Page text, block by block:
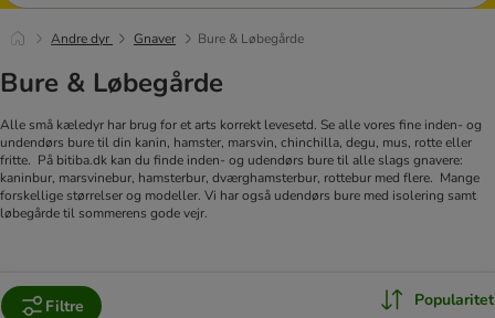
Andre dyr Gnaver Bure & Løbegårde
Bure & Løbegårde
Alle små kæledyr har brug for et arts korrekt levesetd. Se alle vores fine inden- og
undendørs bure til din kanin, hamster, marsvin, chinchilla, degu, mus, rotte eller
fritte. På bitiba.dk kan du finde inden- og udendørs bure til alle slags gnavere:
kaninbur, marsvinebur, hamsterbur, dværghamsterbur, rottebur med flere. Mange
forskellige størrelser og modeller. Vi har også udendørs bure med isolering samt
løbegårde til sommerens gode vejr.
Filtre Popularitet